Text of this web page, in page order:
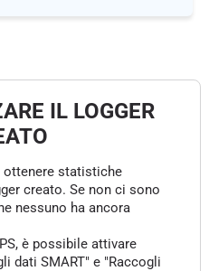
IL LOGGER
ottenere statistiche
creato. Se non ci sono
nessuno ha ancora
è possibile attivare
dati SMART" e "Raccogli